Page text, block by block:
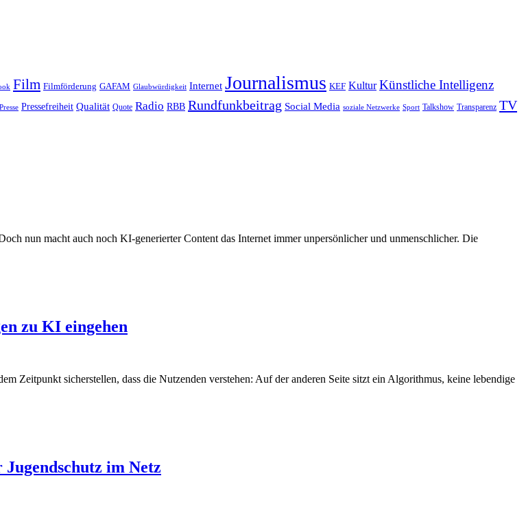
Film Filmförderung GAFAM Glaubwürdigkeit Internet Journalismus KEF Kultur Künstliche Intelligenz
Presse Pressefreiheit Qualität Quote Radio RBB Rundfunkbeitrag Social Media soziale Netzwerke Sport Talkshow Transparenz TV
nun macht auch noch KI-generierter Content das Internet immer unpersönlicher und unmenschlicher. Die
zu KI eingehen
Zeitpunkt sicherstellen, dass die Nutzenden verstehen: Auf der anderen Seite sitzt ein Algorithmus, keine lebendige
im Netz